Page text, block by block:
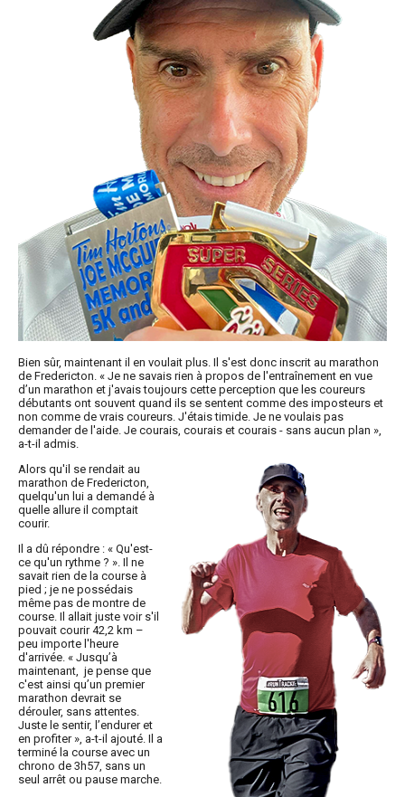
Bien sûr, maintenant il en voulait plus. Il s'est donc inscrit au marathon
de Fredericton. « Je ne savais rien à propos de l'entraînement en vue
d’un marathon et j'avais toujours cette perception que les coureurs
débutants ont souvent quand ils se sentent comme des imposteurs et
non comme de vrais coureurs. J'étais timide. Je ne voulais pas
demander de l'aide. Je courais, courais et courais - sans aucun plan »,
a-t-il admis.
Alors qu'il se rendait au
marathon de Fredericton,
quelqu'un lui a demandé à
quelle allure il comptait
courir.
Il a dû répondre : « Qu'est-
ce qu'un rythme ? ». Il ne
savait rien de la course à
pied ; je ne possédais
même pas de montre de
course. Il allait juste voir s'il
pouvait courir 42,2 km –
peu importe l'heure
d'arrivée. « Jusqu’à
maintenant, je pense que
c'est ainsi qu’un premier
marathon devrait se
dérouler, sans attentes.
Juste le sentir, l’endurer et
en profiter », a-t-il ajouté. Il a
terminé la course avec un
chrono de 3h57, sans un
seul arrêt ou pause marche.